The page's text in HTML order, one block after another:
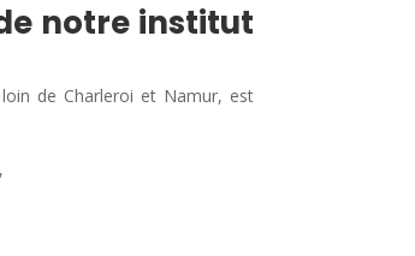
notre institut
de Charleroi et Namur, est